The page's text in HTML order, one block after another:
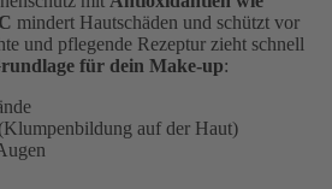
mindert Hautschäden und schützt vor
und pflegende Rezeptur zieht schnell
für dein Make-up:
auf der Haut)